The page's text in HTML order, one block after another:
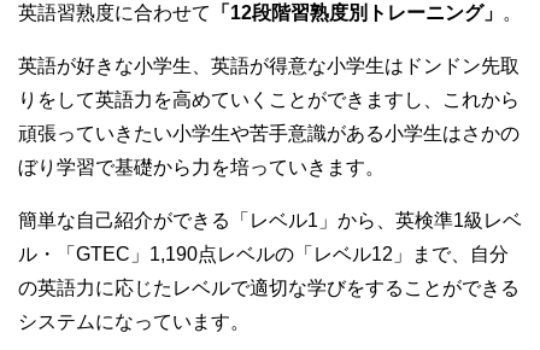
英語習熟度に合わせて 「12段階習熟度別トレーニング」 。
英語が好きな小学生、英語が得意な小学生はドンドン先取
りをして英語力を高めていくことができますし、これから
頑張っていきたい小学生や苦手意識がある小学生はさかの
ぼり学習で基礎から力を培っていきます。
簡単な自己紹介ができる「レベル1」から、英検準1級レベ
ル・「GTEC」1,190点レベルの「レベル12」まで、自分
の英語力に応じたレベルで適切な学びをすることができる
システムになっています。